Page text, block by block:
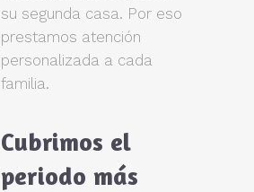
su segunda casa. Por eso
prestamos atención
personalizada a cada
familia.
Cubrimos el
periodo más